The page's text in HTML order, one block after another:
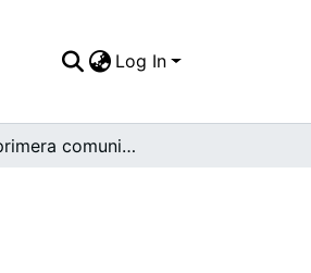
Log In
Traje de primera comunión